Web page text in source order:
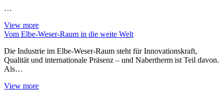
…
View more
Vom Elbe-Weser-Raum in die weite Welt
Die Industrie im Elbe-Weser-Raum steht für Innovationskraft,
Qualität und internationale Präsenz – und Nabertherm ist Teil davon.
Als…
View more